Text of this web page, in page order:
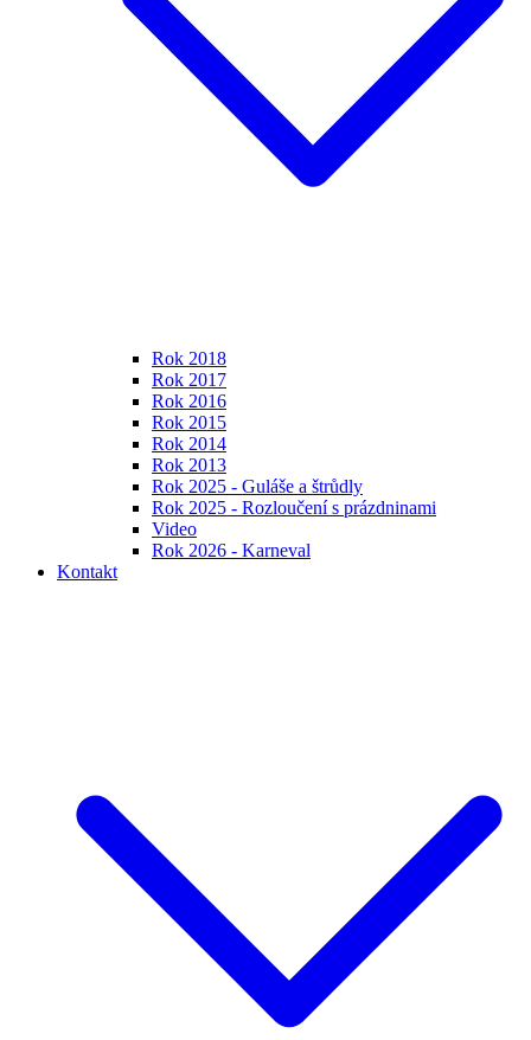
Rok 2018
Rok 2017
Rok 2016
Rok 2015
Rok 2014
Rok 2013
Rok 2025 - Guláše a štrůdly
Rok 2025 - Rozloučení s prázdninami
Video
Rok 2026 - Karneval
Kontakt